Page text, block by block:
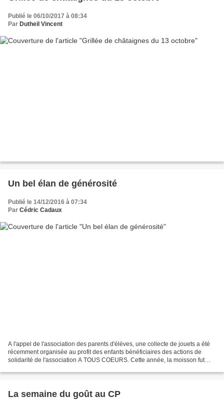
Publié le 06/10/2017 à 08:34
Par Dutheil Vincent
Un bel élan de générosité
Publié le 14/12/2016 à 07:34
Par Cédric Cadaux
A l'appel de l'association des parents d'élèves, une collecte de jouets a été
récemment organisée au profit des enfants bénéficiaires des actions de
solidarité de l'association A TOUS COEURS. Cette année, la moisson fut
La semaine du goût au CP